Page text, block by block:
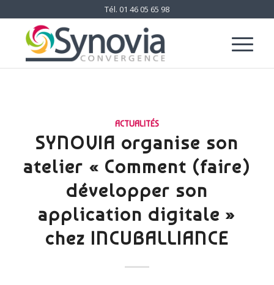
Tél. 01 46 05 65 98
ACTUALITÉS
SYNOVIA organise son
atelier « Comment (faire)
développer son
application digitale »
chez INCUBALLIANCE